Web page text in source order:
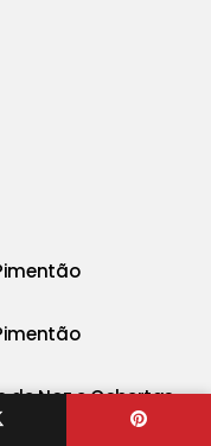
de Noz e Cobertas